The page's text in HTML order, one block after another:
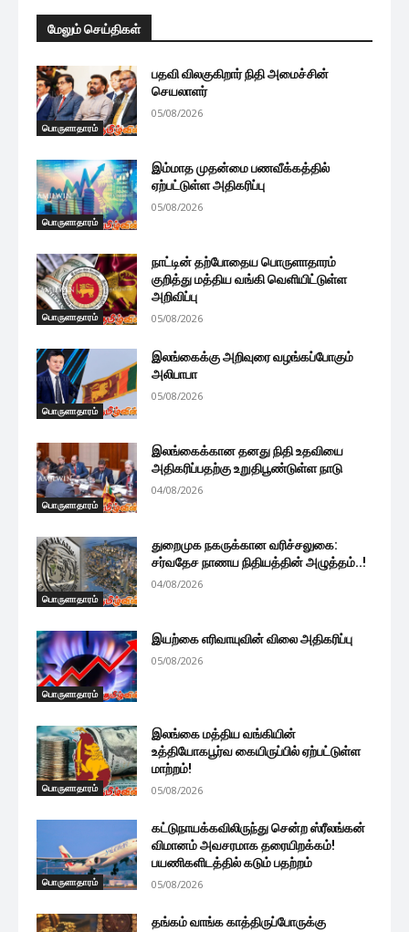
மேலும் செய்திகள்
பொருளாதாரம்
பதவி விலகுகிறார் நிதி அமைச்சின்
செயலாளர்
05/08/2026
பொருளாதாரம்
இம்மாத முதன்மை பணவீக்கத்தில்
ஏற்பட்டுள்ள அதிகரிப்பு
05/08/2026
பொருளாதாரம்
நாட்டின் தற்போதைய பொருளாதாரம்
குறித்து மத்திய வங்கி வெளியிட்டுள்ள
அறிவிப்பு
05/08/2026
பொருளாதாரம்
இலங்கைக்கு அறிவுரை வழங்கப்போகும்
அலிபாபா
05/08/2026
பொருளாதாரம்
இலங்கைக்கான தனது நிதி உதவியை
அதிகரிப்பதற்கு உறுதிபூண்டுள்ள நாடு
04/08/2026
பொருளாதாரம்
துறைமுக நகருக்கான வரிச்சலுகை:
சர்வதேச நாணய நிதியத்தின் அழுத்தம்..!
04/08/2026
பொருளாதாரம்
இயற்கை எரிவாயுவின் விலை அதிகரிப்பு
05/08/2026
பொருளாதாரம்
இலங்கை மத்திய வங்கியின்
உத்தியோகபூர்வ கையிருப்பில் ஏற்பட்டுள்ள
மாற்றம்!
05/08/2026
பொருளாதாரம்
கட்டுநாயக்கவிலிருந்து சென்ற ஸ்ரீலங்கன்
விமானம் அவசரமாக தரையிறக்கம்!
பயணிகளிடத்தில் கடும் பதற்றம்
05/08/2026
தங்கம் வாங்க காத்திருப்போருக்கு